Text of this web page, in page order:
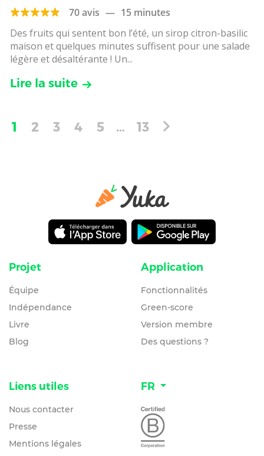
70 avis — 15 minutes
Des fruits qui sentent bon l’été, un sirop citron-basilic
maison et quelques minutes suffisent pour une salade
légère et désaltérante ! Un...
Lire la suite
1 2 3 4 5 … 13
Projet
Équipe
Indépendance
Livre
Blog
Application
Fonctionnalités
Green-score
Version membre
Des questions ?
Liens utiles
Nous contacter
Presse
Mentions légales
FR